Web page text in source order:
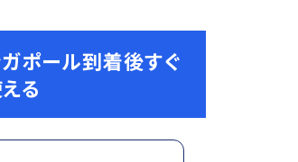
ポール到着後すぐ
る